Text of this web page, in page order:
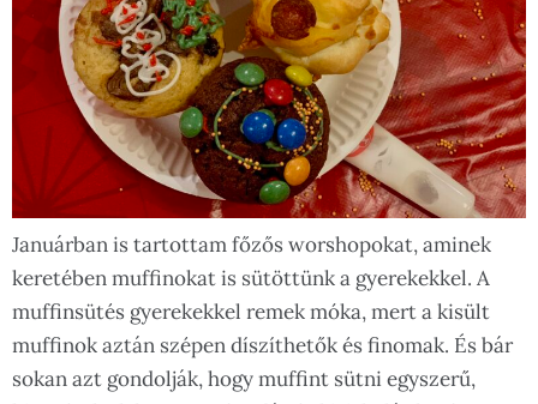
Januárban is tartottam főzős worshopokat, aminek
keretében muffinokat is sütöttünk a gyerekekkel. A
muffinsütés gyerekekkel remek móka, mert a kisült
muffinok aztán szépen díszíthetők és finomak. És bár
sokan azt gondolják, hogy muffint sütni egyszerű,